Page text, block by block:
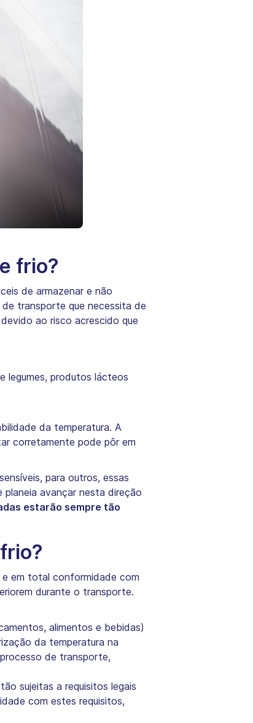
frio?
de armazenar e não
transporte que necessita de
ao risco acrescido que
legumes, produtos lácteos
da temperatura. A
corretamente pode pôr em
para outros, essas
avançar nesta direção
estarão sempre tão
em total conformidade com
durante o transporte.
alimentos e bebidas)
da temperatura na
de transporte,
sujeitas a requisitos legais
com estes requisitos,